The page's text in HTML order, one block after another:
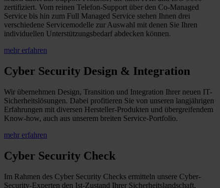
zertifiziert. Vom reinen Telefon-Support über den Co-Managed
Service bis hin zum Full Managed Service stehen Ihnen drei
verschiedene Servicemodelle zur Auswahl mit denen Sie Ihren
individuellen Unterstützungsbedarf abdecken können.
mehr erfahren
Cyber Security Design & Integration
Wir übernehmen Design, Transition und Integration Ihrer neuen IT-
Sicherheitslösungen. Dabei profitieren Sie von unseren langjährigen
Erfahrungen mit diversen Hersteller-Produkten und übergreifendem
Know-how, auch aus unserem breiten Service-Portfolio.
mehr erfahren
Cyber Security Check
Im Rahmen des Cyber Security Checks ermitteln unsere Cyber-
Security-Experten den Ist-Zustand Ihrer Sicherheitslandschaft,